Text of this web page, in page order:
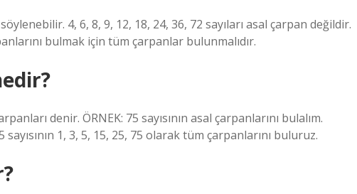
4, 6, 8, 9, 12, 18, 24, 36, 72 sayıları asal çarpan değildir.
bulmak için tüm çarpanlar bulunmalıdır.
denir. ÖRNEK: 75 sayısının asal çarpanlarını bulalım.
1, 3, 5, 15, 25, 75 olarak tüm çarpanlarını buluruz.